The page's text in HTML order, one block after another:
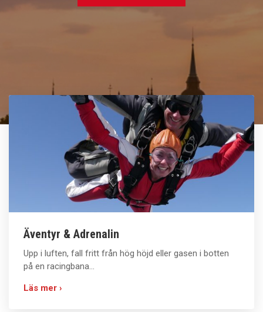
Jämför pris & boka
Äventyr & Adrenalin
Upp i luften, fall fritt från hög höjd eller gasen i botten
på en racingbana...
Läs mer ›